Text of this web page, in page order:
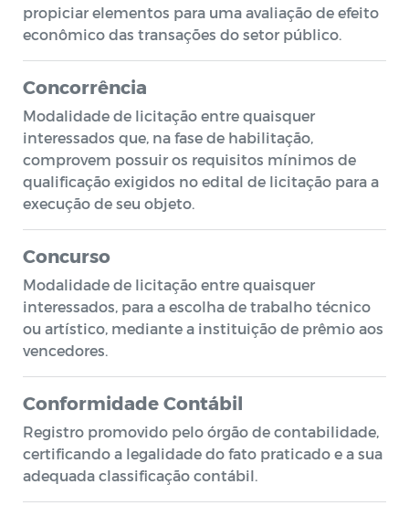
propiciar elementos para uma avaliação de efeito
econômico das transações do setor público.
Concorrência
Modalidade de licitação entre quaisquer
interessados que, na fase de habilitação,
comprovem possuir os requisitos mínimos de
qualificação exigidos no edital de licitação para a
execução de seu objeto.
Concurso
Modalidade de licitação entre quaisquer
interessados, para a escolha de trabalho técnico
ou artístico, mediante a instituição de prêmio aos
vencedores.
Conformidade Contábil
Registro promovido pelo órgão de contabilidade,
certificando a legalidade do fato praticado e a sua
adequada classificação contábil.